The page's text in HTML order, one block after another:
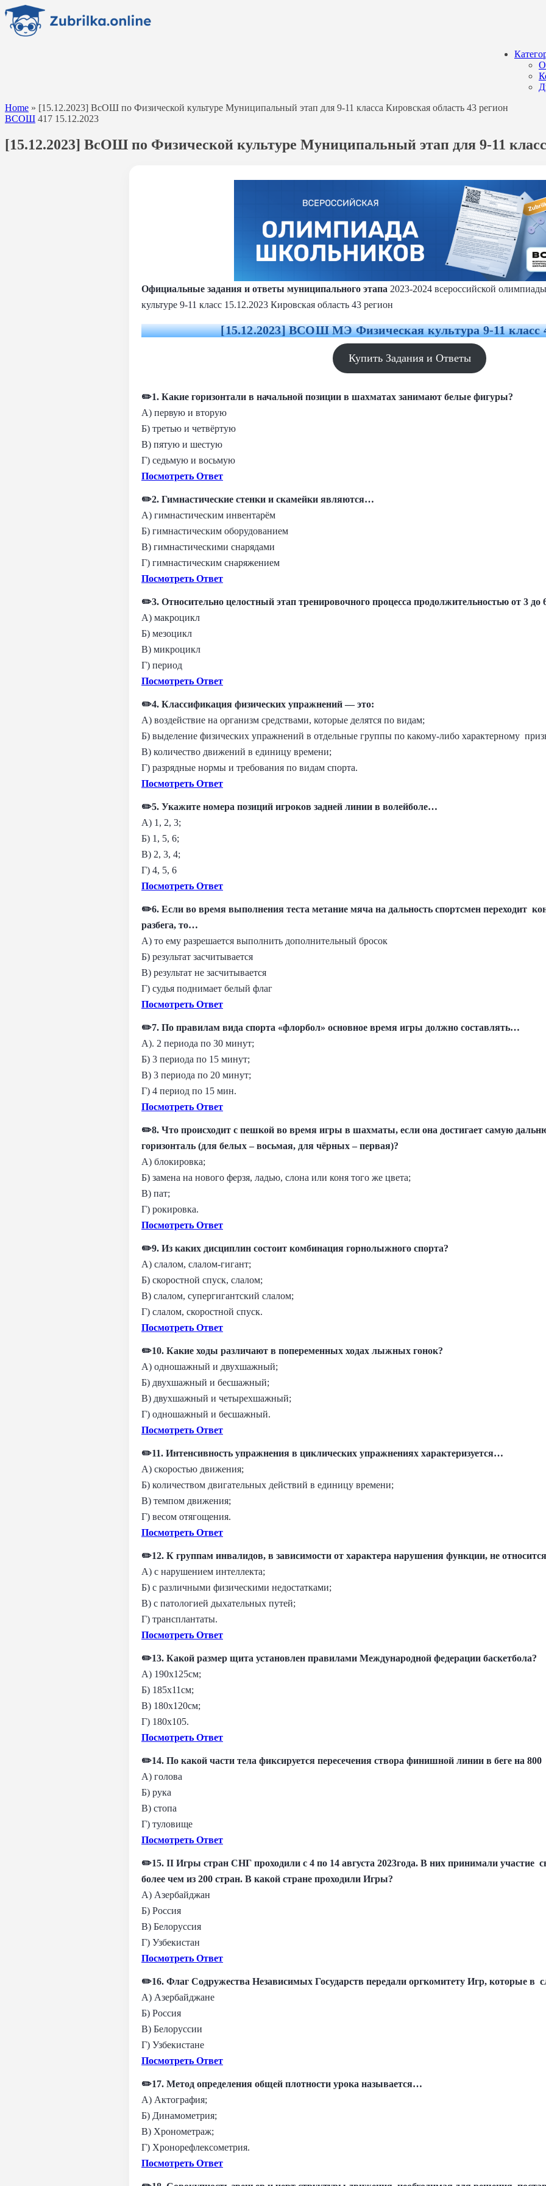
Перейти
содержанию
Home » [15.12.2023] ВсОШ по Физической культуре Муниципальный этап для 9-11 класса Кировская область 43 регион
ВСОШ 417 15.12.2023
[15.12.2023] ВсОШ по Физической культуре Муниципальный этап для 9-11
Официальные задания и ответы муниципального этапа 2023-2024 всероссийской
культуре 9-11 класс 15.12.2023 Кировская область 43 регион
[15.12.2023] ВСОШ МЭ Физическая культура 9-11 класс
Купить Задания и Ответы
✏️1. Какие горизонтали в начальной позиции в шахматах занимают белые фигуры?
А) первую и вторую
Б) третью и четвёртую
В) пятую и шестую
Г) седьмую и восьмую
Посмотреть Ответ
✏️2. Гимнастические стенки и скамейки являются…
А) гимнастическим инвентарём
Б) гимнастическим оборудованием
В) гимнастическими снарядами
Г) гимнастическим снаряжением
Посмотреть Ответ
✏️3. Относительно целостный этап тренировочного процесса продолжительностью от 3
А) макроцикл
Б) мезоцикл
В) микроцикл
Г) период
Посмотреть Ответ
✏️4. Классификация физических упражнений — это:
А) воздействие на организм средствами, которые делятся по видам;
Б) выделение физических упражнений в отдельные группы по какому-либо характерному
В) количество движений в единицу времени;
Г) разрядные нормы и требования по видам спорта.
Посмотреть Ответ
✏️5. Укажите номера позиций игроков задней линии в волейболе…
А) 1, 2, 3;
Б) 1, 5, 6;
В) 2, 3, 4;
Г) 4, 5, 6
Посмотреть Ответ
✏️6. Если во время выполнения теста метание мяча на дальность спортсмен переходит
разбега, то…
А) то ему разрешается выполнить дополнительный бросок
Б) результат засчитывается
В) результат не засчитывается
Г) судья поднимает белый флаг
Посмотреть Ответ
✏️7. По правилам вида спорта «флорбол» основное время игры должно составлять…
А). 2 периода по 30 минут;
Б) 3 периода по 15 минут;
В) 3 периода по 20 минут;
Г) 4 период по 15 мин.
Посмотреть Ответ
✏️8. Что происходит с пешкой во время игры в шахматы, если она достигает самую
горизонталь (для белых – восьмая, для чёрных – первая)?
А) блокировка;
Б) замена на нового ферзя, ладью, слона или коня того же цвета;
В) пат;
Г) рокировка.
Посмотреть Ответ
✏️9. Из каких дисциплин состоит комбинация горнолыжного спорта?
А) слалом, слалом-гигант;
Б) скоростной спуск, слалом;
В) слалом, супергигантский слалом;
Г) слалом, скоростной спуск.
Посмотреть Ответ
✏️10. Какие ходы различают в попеременных ходах лыжных гонок?
А) одношажный и двухшажный;
Б) двухшажный и бесшажный;
В) двухшажный и четырехшажный;
Г) одношажный и бесшажный.
Посмотреть Ответ
✏️11. Интенсивность упражнения в циклических упражнениях характеризуется…
А) скоростью движения;
Б) количеством двигательных действий в единицу времени;
В) темпом движения;
Г) весом отягощения.
Посмотреть Ответ
✏️12. К группам инвалидов, в зависимости от характера нарушения функции, не
А) с нарушением интеллекта;
Б) с различными физическими недостатками;
В) с патологией дыхательных путей;
Г) трансплантаты.
Посмотреть Ответ
✏️13. Какой размер щита установлен правилами Международной федерации баскетбола?
А) 190х125см;
Б) 185х11см;
В) 180х120см;
Г) 180х105.
Посмотреть Ответ
✏️14. По какой части тела фиксируется пересечения створа финишной линии в беге на
А) голова
Б) рука
В) стопа
Г) туловище
Посмотреть Ответ
✏️15. II Игры стран СНГ проходили с 4 по 14 августа 2023года. В них принимали участие
более чем из 200 стран. В какой стране проходили Игры?
А) Азербайджан
Б) Россия
В) Белоруссия
Г) Узбекистан
Посмотреть Ответ
✏️16. Флаг Содружества Независимых Государств передали оргкомитету Игр, которые
А) Азербайджане
Б) Россия
В) Белоруссии
Г) Узбекистане
Посмотреть Ответ
✏️17. Метод определения общей плотности урока называется…
А) Актография;
Б) Динамометрия;
В) Хронометраж;
Г) Хронорефлексометрия.
Посмотреть Ответ